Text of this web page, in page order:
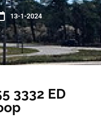
13-1-2024
3332 ED